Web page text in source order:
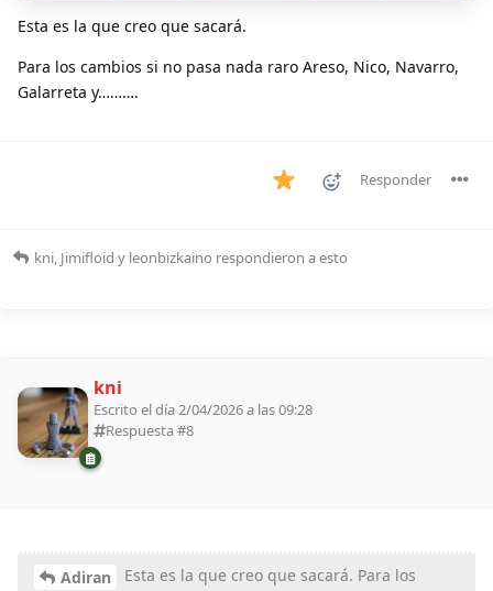
Esta es la que creo que sacará.
Para los cambios si no pasa nada raro Areso, Nico, Navarro,
Galarreta y……….
Responder
kni, Jimifloid y leonbizkaino respondieron a esto
kni
Escrito el día 2/04/2026 a las 09:28
Respuesta #8
Adiran
Esta es la que creo que sacará. Para los